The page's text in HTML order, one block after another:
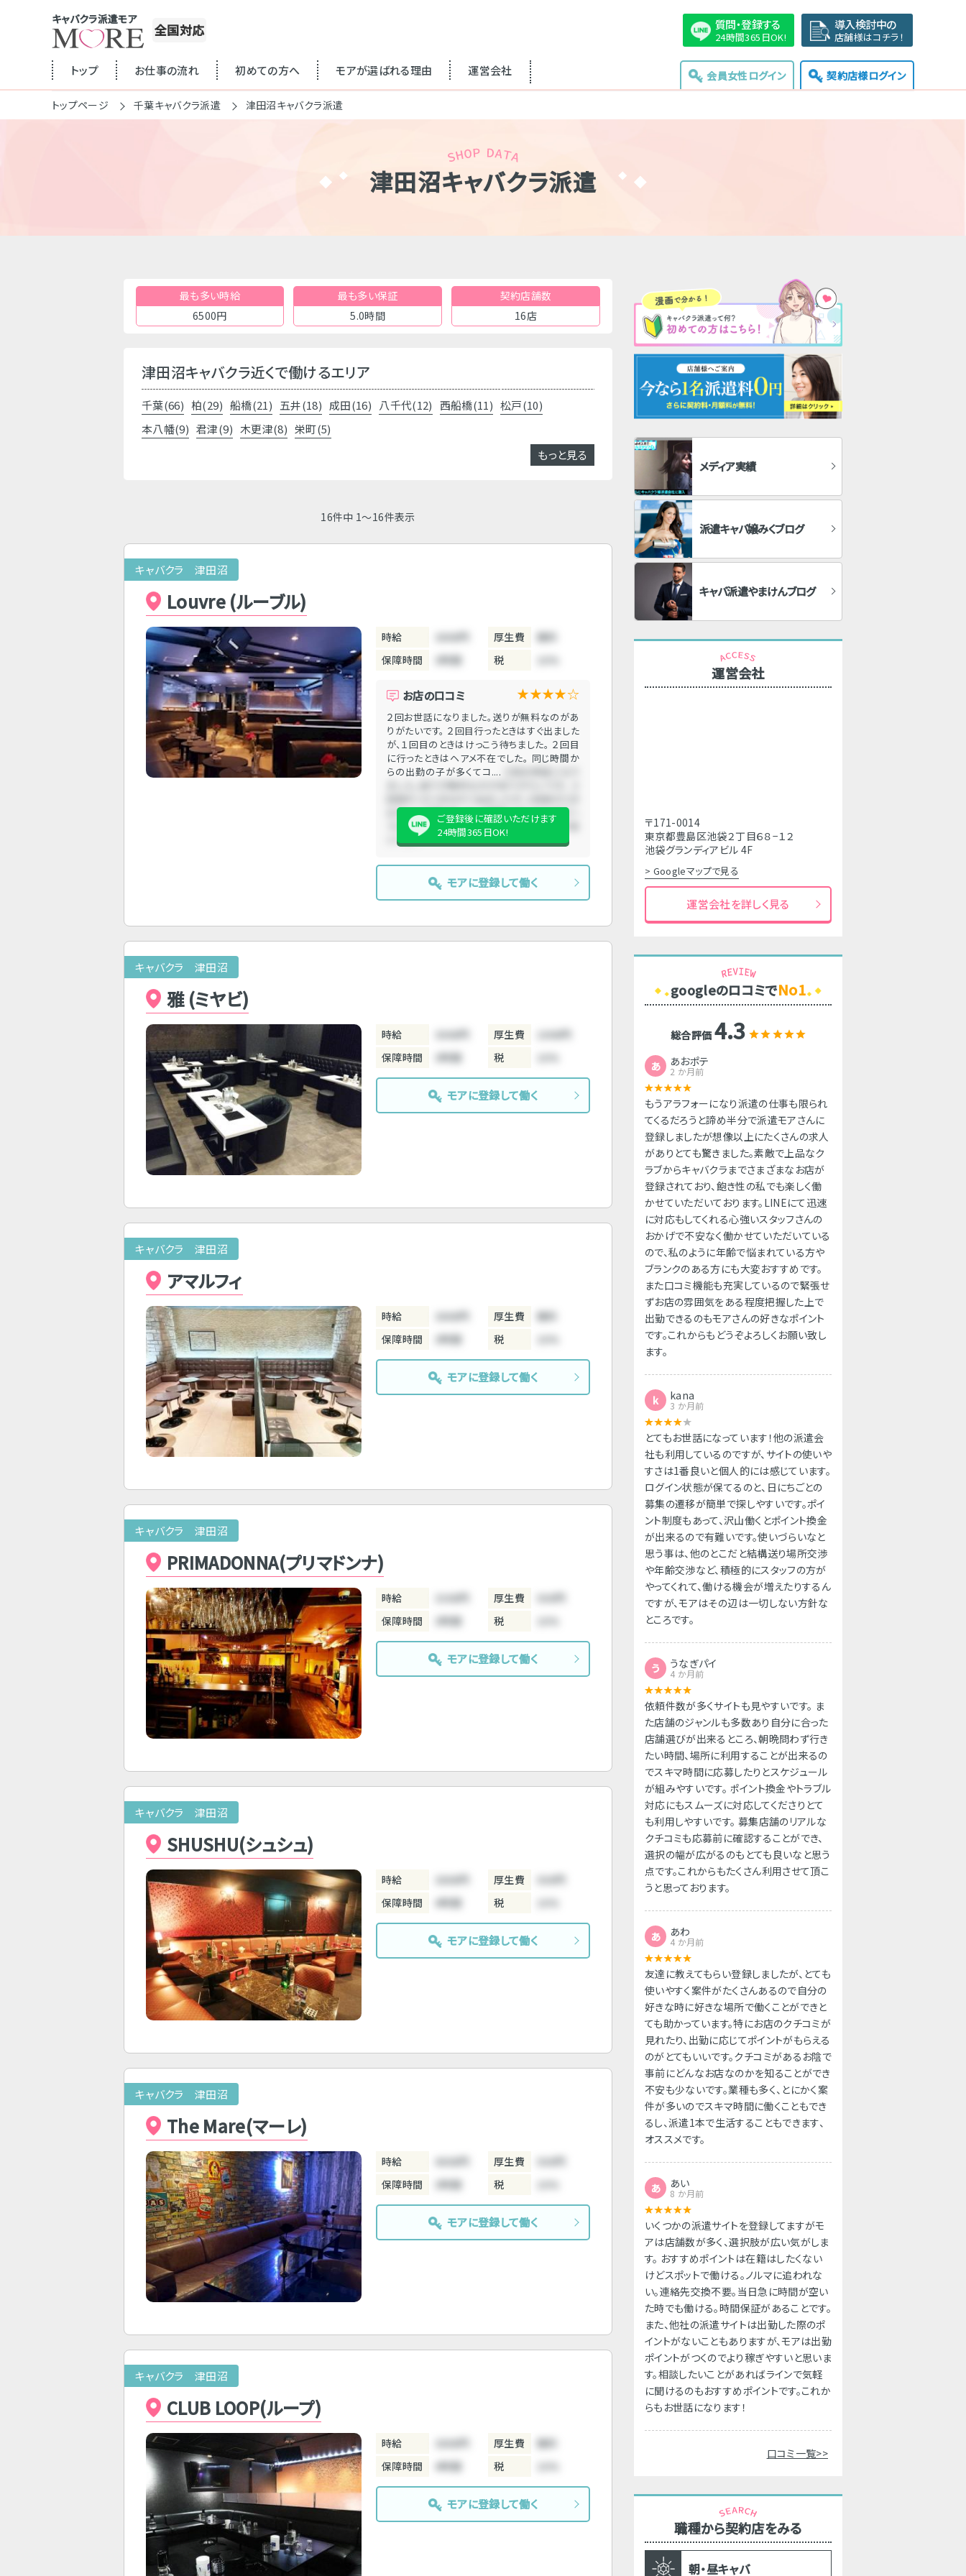
キャバクラ派遣モア
全国対応 質問・登録する
24時間365日OK!
導入検討中の
店舗様はコチラ！
トップ お仕事の流れ 初めての方へ モアが選ばれる理由 運営会社 会員女性ログイン 契約店様ログイン
トップページ 千葉キャバクラ派遣 津田沼キャバクラ派遣
津田沼キャバクラ派遣
最も多い時給
6500円
最も多い保証
5.0時間
契約店舗数
16店
津田沼キャバクラ近くで働けるエリア
千葉(66) 柏(29) 船橋(21) 五井(18) 成田(16) 八千代(12) 西船橋(11) 松戸(10)
本八幡(9) 君津(9) 木更津(8) 栄町(5)
もっと見る
16件中 1～16件表示
キャバクラ 津田沼
Louvre (ルーブル)
時給 3800円 厚生費
無料
保障時間
3時間 税
お店の口コミ ★★★★☆
２回お世話になりました。送りが無料なのがあ
りがたいです。 ２回目行ったときはすぐ出ました
が、１回目のときはけっこう待ちました。 ２回目
に行ったときはヘアメ不在でした。 同じ時間か
らの出勤の子が多くてコ....
はけっこう待ちました。 ２回目に行ったときはヘ
アメ不在でした。 同じ時間からの出勤の子が多
くてコ....
ご登録後に確認いただけます
24時間365日OK!
モアに登録して働く
キャバクラ 津田沼
雅 (ミヤビ)
時給 3000円 厚生費
1000円
保障時間
3時間 税
モアに登録して働く
キャバクラ 津田沼
アマルフィ
時給 3800円 厚生費
無料
保障時間
3時間 税
モアに登録して働く
キャバクラ 津田沼
PRIMADONNA(プリマドンナ)
時給 3300円 厚生費
保障時間
3時間 税
モアに登録して働く
キャバクラ 津田沼
SHUSHU(シュシュ)
時給 3800円 厚生費
保障時間
4時間 税
モアに登録して働く
キャバクラ 津田沼
The Mare(マーレ)
時給 4000円 厚生費
保障時間
3時間 税
モアに登録して働く
キャバクラ 津田沼
CLUB LOOP(ループ)
時給 3800円 厚生費
無料
保障時間
4時間 税
モアに登録して働く
メディア実績
派遣キャバ嬢みくブログ
キャバ派遣やまけんブログ
運営会社
〒171-0014
東京都豊島区池袋２丁目６８−１２
池袋グランディアビル 4F
> Googleマップで見る
運営会社を詳しく見る
googleのロコミでNo1
総合評価4.3
あ あおポテ
2 か月前
もうアラフォーになり派遣の仕事も限られ
てくるだろうと諦め半分で派遣モアさんに
登録しましたが想像以上にたくさんの求人
がありとても驚きました。素敵で上品なク
ラブからキャバクラまでさまざまなお店が
登録されており、飽き性の私でも楽しく働
かせていただいております。LINEにて迅速
に対応もしてくれる心強いスタッフさんの
おかげで不安なく働かせていただいている
ので、私のように年齢で悩まれている方や
ブランクのある方にも大変おすすめです。
また口コミ機能も充実しているので緊張せ
ずお店の雰囲気をある程度把握した上で
出勤できるのもモアさんの好きなポイント
です。これからもどうぞよろしくお願い致し
ます。
k kana
3 か月前
とてもお世話になっています！他の派遣会
社も利用しているのですが、サイトの使いや
すさは1番良いと個人的には感じています。
ログイン状態が保てるのと、日にちごとの
募集の遷移が簡単で探しやすいです。ポイ
ント制度もあって、沢山働くとポイント換金
が出来るので有難いです。使いづらいなと
思う事は、他のとこだと結構送り場所交渉
や年齢交渉など、積極的にスタッフの方が
やってくれて、働ける機会が増えたりするん
ですが、モアはその辺は一切しない方針な
ところです。
う うなぎパイ
4 か月前
依頼件数が多くサイトも見やすいです。 ま
た店舗のジャンルも多数あり自分に合った
店舗選びが出来るところ、朝晩問わず行き
たい時間、場所に利用することが出来るの
でスキマ時間に応募したりとスケジュール
が組みやすいです。 ポイント換金やトラブル
対応にもスムーズに対応してくださりとて
も利用しやすいです。 募集店舗のリアルな
クチコミも応募前に確認することができ、
選択の幅が広がるのもとても良いなと思う
点です。これからもたくさん利用させて頂こ
うと思っております。
あ あわ
4 か月前
友達に教えてもらい登録しましたが、とても
使いやすく案件がたくさんあるので自分の
好きな時に好きな場所で働くことができと
ても助かっています。特にお店のクチコミが
見れたり、出勤に応じてポイントがもらえる
のがとてもいいです。クチコミがあるお陰で
事前にどんなお店なのかを知ることができ
不安も少ないです。業種も多く、とにかく案
件が多いのでスキマ時間に働くこともでき
るし、派遣1本で生活することもできます、
オススメです。
あ あい
8 か月前
いくつかの派遣サイトを登録してますがモ
アは店舗数が多く、選択肢が広い気がしま
す。 おすすめポイントは在籍はしたくない
けどスポットで働ける。ノルマに追われな
い。連絡先交換不要。当日急に時間が空い
た時でも働ける。時間保証があることです。
また、他社の派遣サイトは出勤した際のポ
イントがないこともありますが、モアは出勤
ポイントがつくのでより稼ぎやすいと思いま
す。相談したいことがあればラインで気軽
に聞けるのもおすすめポイントです。これか
らもお世話になります！
口コミ一覧>>
職種から契約店をみる
朝・昼キャバ